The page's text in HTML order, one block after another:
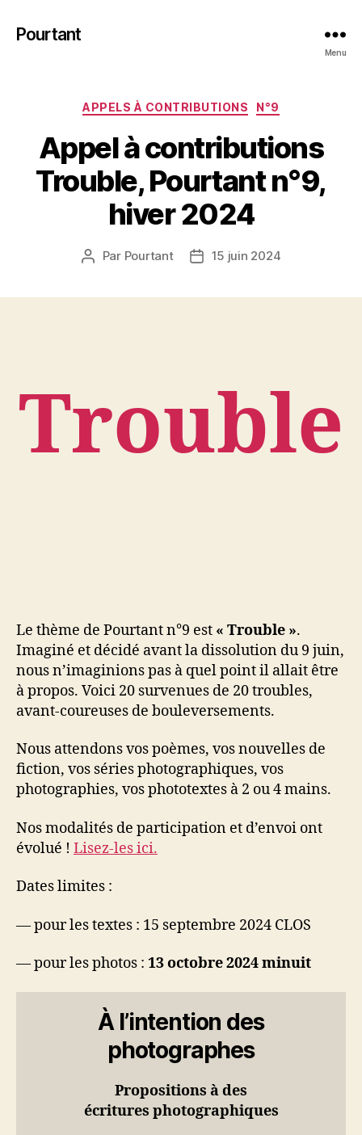
Pourtant
Menu
Catégories
APPELS À CONTRIBUTIONS N°9
Appel à contributions
Trouble, Pourtant n°9,
hiver 2024
Auteur
Par Pourtant
Date15 juin 2024
Trouble
Le thème de Pourtant n°9 est « Trouble ».
Imaginé et décidé avant la dissolution du 9 juin,
nous n’imaginions pas à quel point il allait être
à propos. Voici 20 survenues de 20 troubles,
avant-coureuses de bouleversements.
Nous attendons vos poèmes, vos nouvelles de
fiction, vos séries photographiques, vos
photographies, vos phototextes à 2 ou 4 mains.
Nos modalités de participation et d’envoi ont
évolué ! Lisez-les ici.
Dates limites :
— pour les textes : 15 septembre 2024 CLOS
— pour les photos : 13 octobre 2024minuit
À l’intention des
photographes
Propositions à des
écritures photographiques